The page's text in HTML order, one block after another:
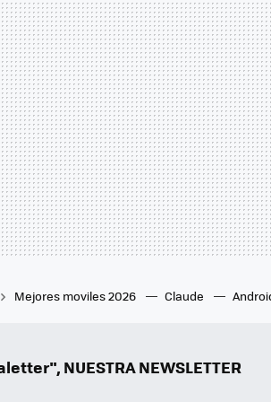
Mejores moviles 2026 Claude
NUESTRA NEWSLETTER